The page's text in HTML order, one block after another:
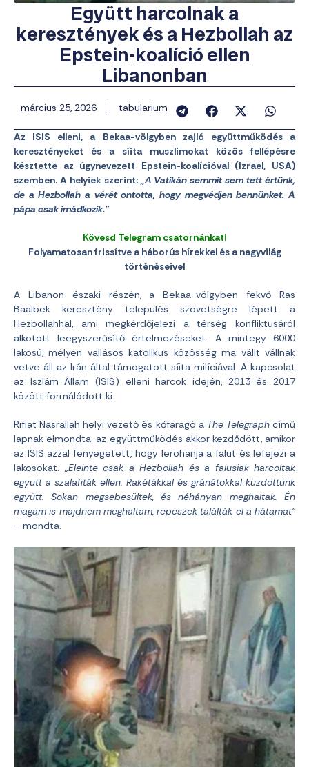
Együtt harcolnak a
keresztények és a Hezbollah az
Epstein-koalíció ellen
Libanonban
március 25, 2026 tabularium
Az ISIS elleni, a Bekaa-völgyben zajló együttműködés a
keresztényeket és a síita muszlimokat közös fellépésre
késztette az úgynevezett Epstein-koalícióval (Izrael, USA)
szemben. A helyiek szerint: „A Vatikán semmit sem tett értünk,
de a Hezbollah a vérét ontotta, hogy megvédjen bennünket. A
pápa csak imádkozik.”
Kövesd Telegram csatornánkat!
Folyamatosan frissítve a háborús hírekkel és a nagyvilág
történéseivel
A Libanon északi részén, a Bekaa-völgyben fekvő Ras
Baalbek keresztény település szövetségre lépett a
Hezbollahhal, ami megkérdőjelezi a térség konfliktusáról
alkotott leegyszerűsítő értelmezéseket. A mintegy 6000
lakosú, mélyen vallásos katolikus közösség ma vállt vállnak
vetve áll az Irán által támogatott síita milíciával. A kapcsolat
az Iszlám Állam (ISIS) elleni harcok idején, 2013 és 2017
között formálódott ki.
Rifiat Nasrallah helyi vezető és kőfaragó a The Telegraphcímű
lapnak elmondta: az együttműködés akkor kezdődött, amikor
az ISIS azzal fenyegetett, hogy lerohanja a falut és lefejezi a
lakosokat. „Eleinte csak a Hezbollah és a falusiak harcoltak
együtt a szalafiták ellen. Rakétákkal és gránátokkal küzdöttünk
együtt. Sokan megsebesültek, és néhányan meghaltak. Én
magam is majdnem meghaltam, repeszek találták el a hátamat”
– mondta.